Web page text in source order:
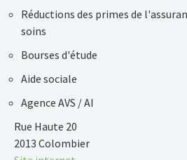
Réductions des primes de
soins
Bourses d'étude
Aide sociale
Agence AVS / AI
Rue Haute 20
2013 Colombier